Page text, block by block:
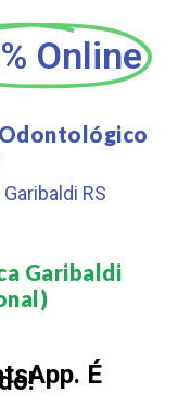
Online
RS
Garibaldi
É